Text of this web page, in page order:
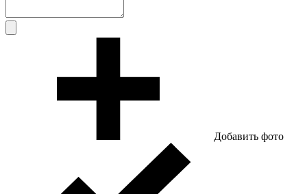
Добавить фото